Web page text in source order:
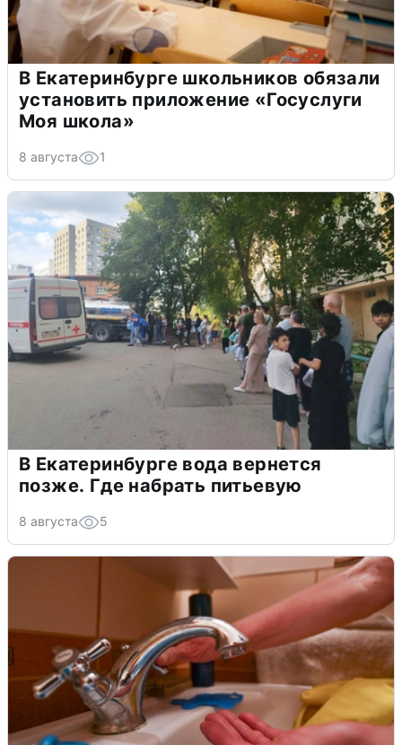
В Екатеринбурге школьников обязали
установить приложение «Госуслуги
Моя школа»
8 августа 1
В Екатеринбурге вода вернется
позже. Где набрать питьевую
8 августа 5